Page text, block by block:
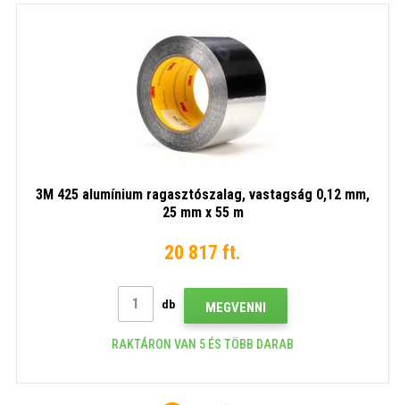
3M 425 alumínium ragasztószalag, vastagság 0,12 mm,
25 mm x 55 m
20 817 ft.
db MEGVENNI
RAKTÁRON VAN 5 ÉS TÖBB DARAB